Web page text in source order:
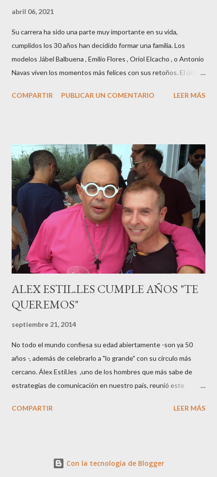
abril 06, 2021
Su carrera ha sido una parte muy importante en su vida,
cumplidos los 30 años han decidido formar una familia. Los
modelos Jábel Balbuena , Emilio Flores , Oriol Elcacho , o Antonio
Navas viven los momentos más felices con sus retoños. El último
M ateo nació en Barcelona hace poco más de una semana. El top
haciéndole padre de un precioso niño. Marta ha sido toda una
campeona, durante los primeros 3 meses de embarazo tuvo que
guardar reposo debido a un síndrome llamado
“hiperemesisgravídica”.Pasados los meses fatídicos de
gestación Marta tiró adelante con el embarazo, ahora es una
mamá feliz. Otro de los modelos que ha sido padre este año ha
sido el madrileño, Emilio Flores , el top que desfiló en las mejores
pasarelas ...
COMPARTIR PUBLICAR UN COMENTARIO LEER MÁS
ALEX ESTIL.LES CUMPLE AÑOS "TE
QUEREMOS"
septiembre 21, 2014
No todo el mundo confiesa su edad abiertamente -son ya 50
años -, además de celebrarlo a "lo grande" con su círculo más
cercano. Álex Estil.les ,uno de los hombres que más sabe de
estrategias de comunicación en nuestro país, reunió este
colaboradores y amigos que a lo largo de su vida profesional han
moda, su gran especialidad.. Queremos a Álex tal y como es, con
COMPARTIR LEER MÁS
Con la tecnología de Blogger